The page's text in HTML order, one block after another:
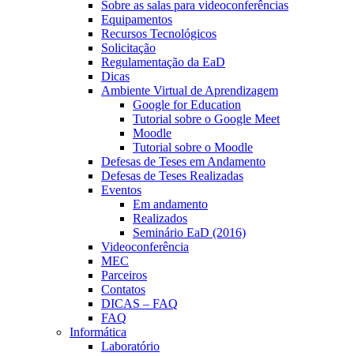
Sobre as salas para videoconferências
Equipamentos
Recursos Tecnológicos
Solicitação
Regulamentação da EaD
Dicas
Ambiente Virtual de Aprendizagem
Google for Education
Tutorial sobre o Google Meet
Moodle
Tutorial sobre o Moodle
Defesas de Teses em Andamento
Defesas de Teses Realizadas
Eventos
Em andamento
Realizados
Seminário EaD (2016)
Videoconferência
MEC
Parceiros
Contatos
DICAS – FAQ
FAQ
Informática
Laboratório